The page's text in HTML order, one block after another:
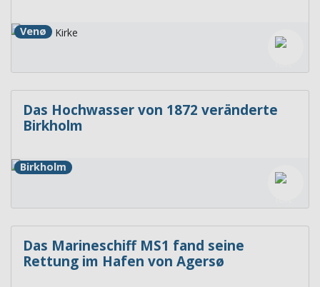
Venø
Das Hochwasser von 1872 veränderte
Birkholm
Birkholm
Das Marineschiff MS1 fand seine
Rettung im Hafen von Agersø